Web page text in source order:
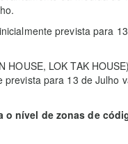
prevista para
HOUSE, LOK TAK
para 13 de Julho
o nível de zonas de